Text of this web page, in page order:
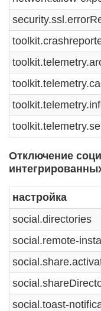
Отключение
настройка
social.directories
social.remote-
social.toast-